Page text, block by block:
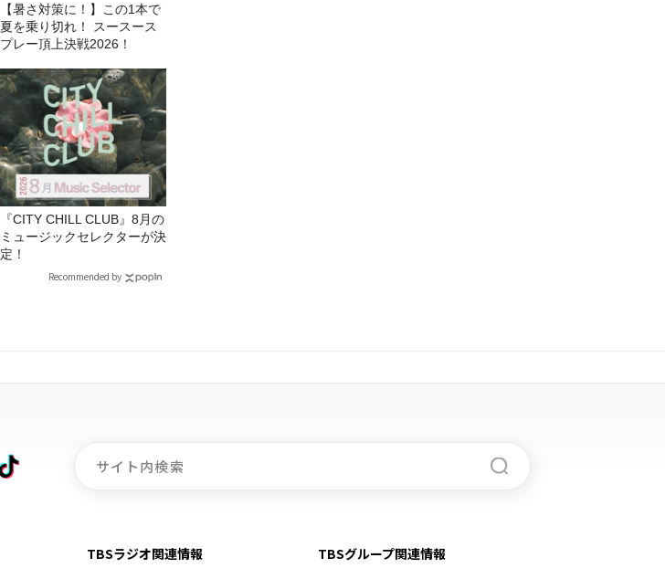
【暑さ対策に！】この1本で
夏を乗り切れ！ スースース
プレー頂上決戦2026！
『CITY CHILL CLUB』8月の
ミュージックセレクターが決
定！
Recommended by
TBSラジオ関連情報 TBSグループ関連情報